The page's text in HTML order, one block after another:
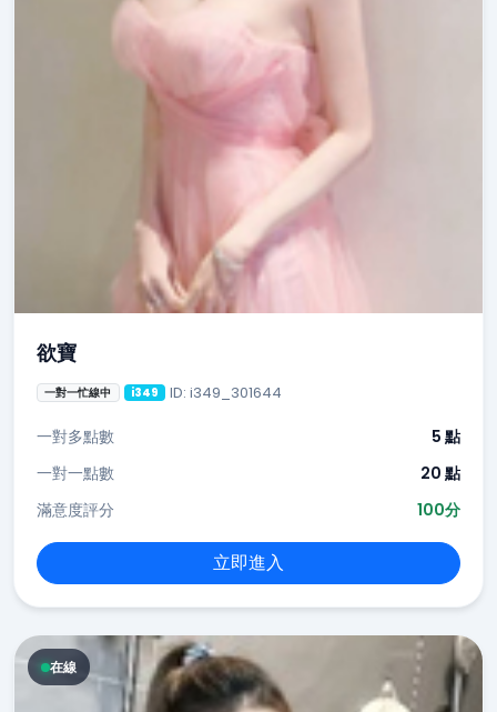
欲寶
一對一忙線中 i349 ID: i349_301644
一對多點數
5 點
一對一點數
20 點
滿意度評分
100分
立即進入
在線